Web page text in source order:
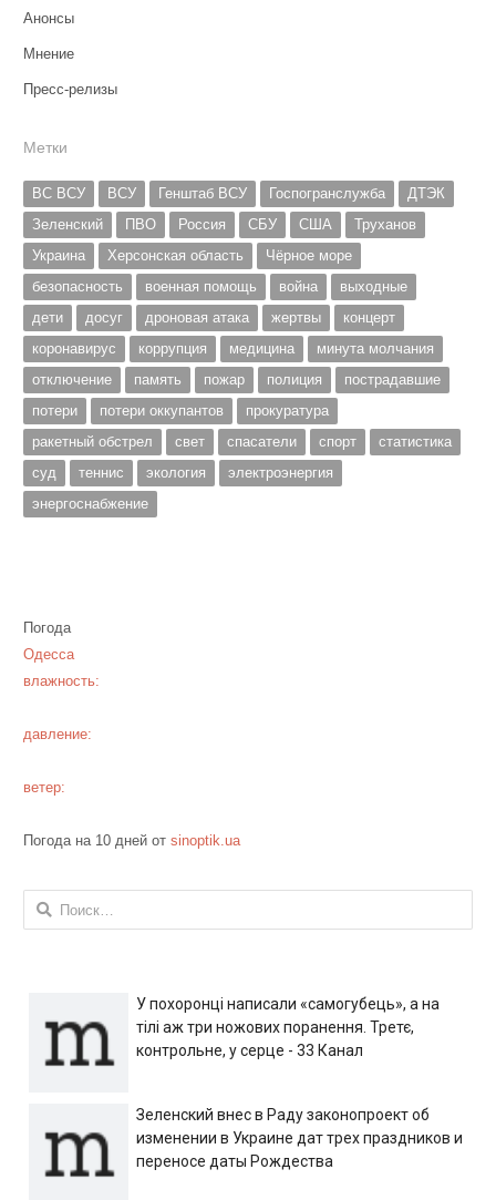
Анонсы
Мнение
Пресс-релизы
Метки
ВС ВСУ ВСУ Генштаб ВСУ Госпогранслужба
ДТЭК
Зеленский
ПВО Россия СБУ США
Труханов
Украина
Херсонская область
Чёрное море
безопасность
военная помощь война
выходные
дети
досуг дроновая атака жертвы
концерт
коронавирус
коррупция медицина
минута молчания
отключение
память пожар полиция
пострадавшие
потери
потери оккупантов
прокуратура
ракетный обстрел
свет спасатели спорт
статистика
суд
теннис экология
электроэнергия
энергоснабжение
Погода
Одесса
влажность:
давление:
ветер:
Погода на 10 дней от sinoptik.ua
Найти:
У похоронці написали «самогубець», а на
тілі аж три ножових поранення. Третє,
контрольне, у серце - 33 Канал
Зеленский внес в Раду законопроект об
изменении в Украине дат трех праздников и
переносе даты Рождества